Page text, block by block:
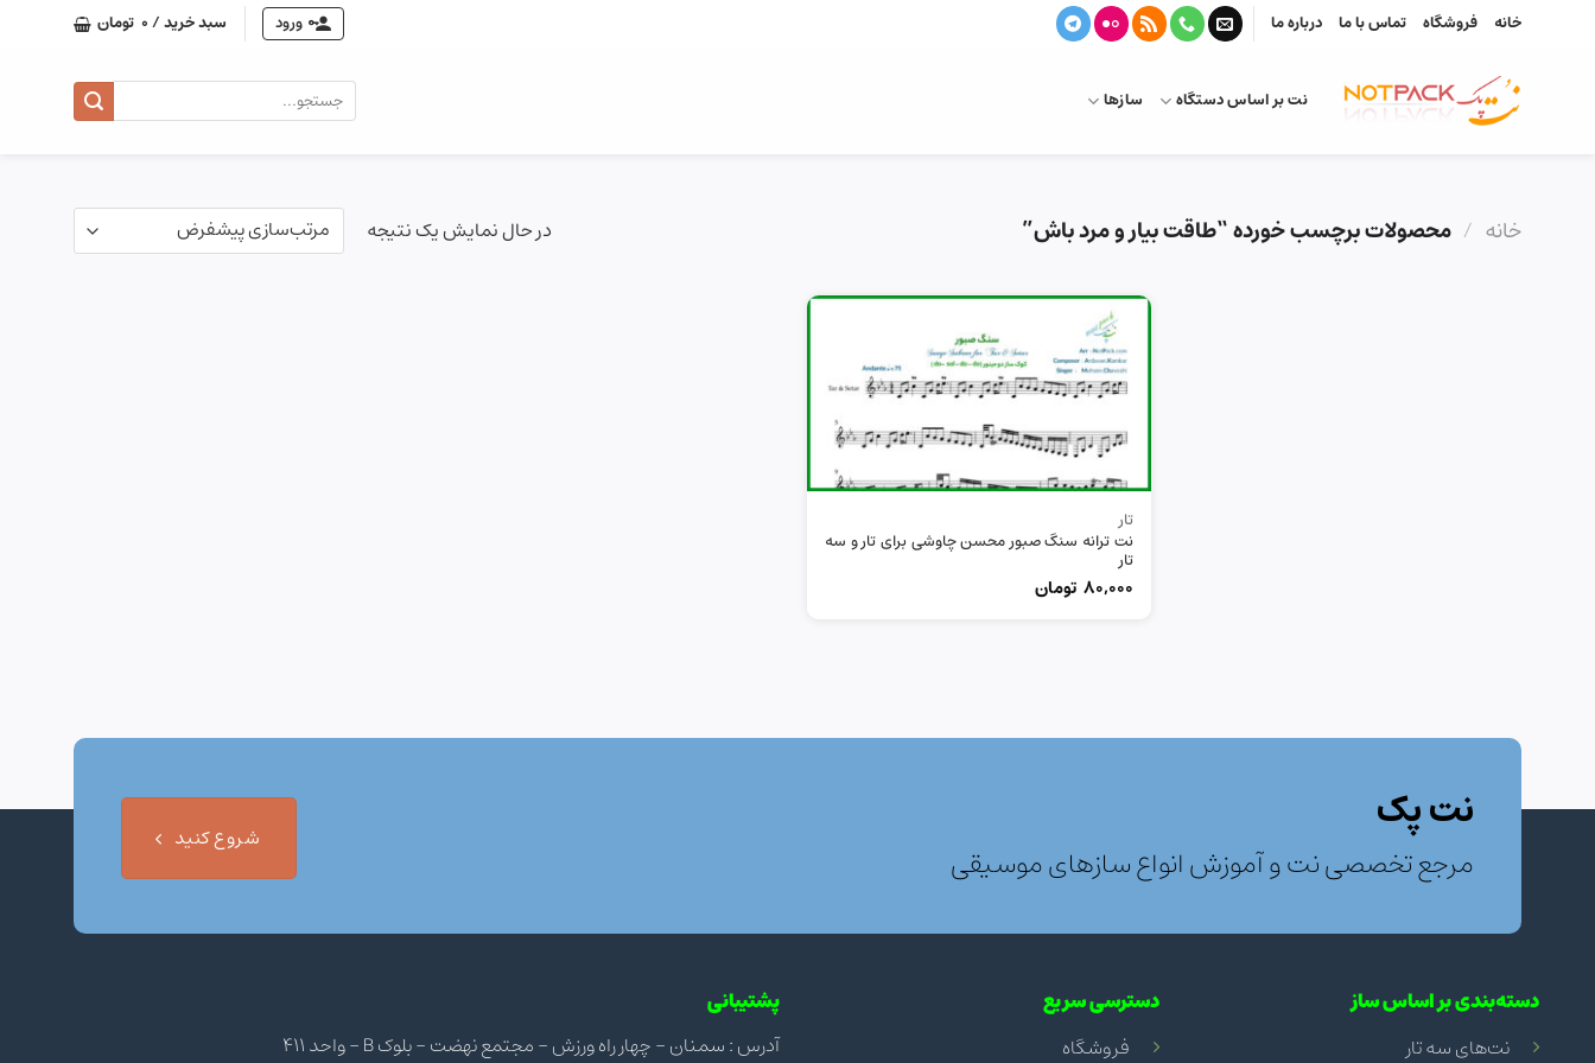
خانه فروشگاه تماس با ما درباره ما ورود سبد خرید /0 تومان
نت بر اساس دستگاه سازها
جستجو
برای:
خانه / محصولات برچسب خورده “طاقت بیار و مرد باش” در حال نمایش یک نتیجه
تار
نت ترانه سنگ صبور محسن چاوشی برای تار و سه
تار
80,000 تومان
نت پک
مرجع تخصصی نت و آموزش انواع سازهای موسیقی
شروع کنید
دسته‌بندی بر اساس ساز
نت‌های سه تار
دسترسی سریع
فروشگاه
پشتیبانی
آدرس : سمنان - چهار راه ورزش - مجتمع نهضت - بلوک B - واحد 411